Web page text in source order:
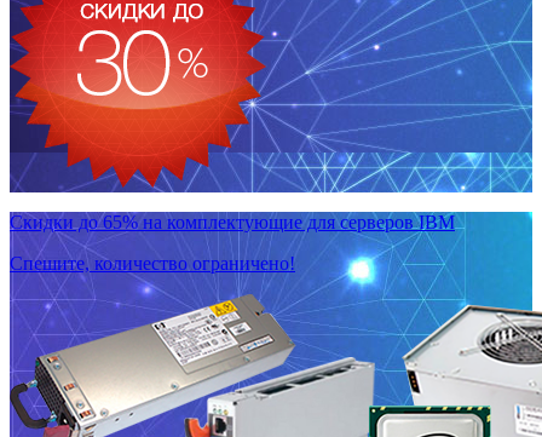
Скидки до 65% на комплектующие для серверов IBM
Спешите, количество ограничено!